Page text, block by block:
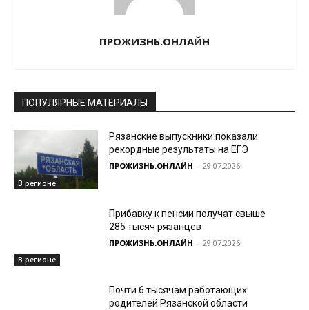
ПРОЖИЗНЬ.ОНЛАЙН
ПОПУЛЯРНЫЕ МАТЕРИАЛЫ
В регионе
Рязанские выпускники показали
рекордные результаты на ЕГЭ
ПРОЖИЗНЬ.ОНЛАЙН - 29.07.2026
В регионе
Прибавку к пенсии получат свыше
285 тысяч рязанцев
ПРОЖИЗНЬ.ОНЛАЙН - 29.07.2026
Почти 6 тысячам работающих
родителей Рязанской области